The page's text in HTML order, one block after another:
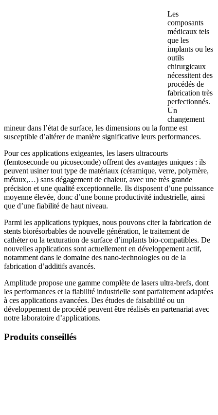
Les
composants
médicaux tels
que les
implants ou les
outils
chirurgicaux
nécessitent des
procédés de
fabrication très
perfectionnés.
Un
changement
mineur dans l’état de surface, les dimensions ou la forme est
susceptible d’altérer de manière significative leurs performances.
Pour ces applications exigeantes, les lasers ultracourts
(femtoseconde ou picoseconde) offrent des avantages uniques : ils
peuvent usiner tout type de matériaux (céramique, verre, polymère,
métaux,…) sans dégagement de chaleur, avec une très grande
précision et une qualité exceptionnelle. Ils disposent d’une puissance
moyenne élevée, donc d’une bonne productivité industrielle, ainsi
que d’une fiabilité de haut niveau.
Parmi les applications typiques, nous pouvons citer la fabrication de
stents biorésorbables de nouvelle génération, le traitement de
cathéter ou la texturation de surface d’implants bio-compatibles. De
nouvelles applications sont actuellement en développement actif,
notamment dans le domaine des nano-technologies ou de la
fabrication d’additifs avancés.
Amplitude propose une gamme complète de lasers ultra-brefs, dont
les performances et la fiabilité industrielle sont parfaitement adaptées
à ces applications avancées. Des études de faisabilité ou un
développement de procédé peuvent être réalisés en partenariat avec
notre laboratoire d’applications.
Produits conseillés